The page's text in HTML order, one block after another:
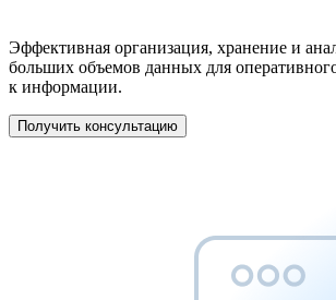
Эффективная организация, хранение и
больших объемов данных для
к информации.
Получить консультацию